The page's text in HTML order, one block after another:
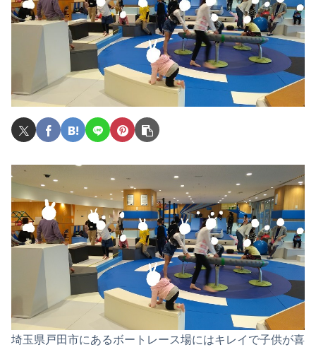
埼玉県戸田市にあるボートレース場にはキレイで子供が喜